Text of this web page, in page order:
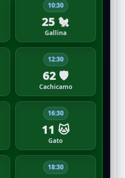
10:30
25 🐔
Gallina
12:30
62 🛡️
Cachicamo
16:30
11 🐱
Gato
18:30